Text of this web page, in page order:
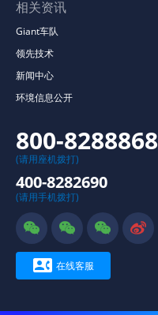
相关资讯
Giant车队
领先技术
新闻中心
环境信息公开
800-8288868
(请用座机拨打)
400-8282690
(请用手机拨打)
   
 在线客服